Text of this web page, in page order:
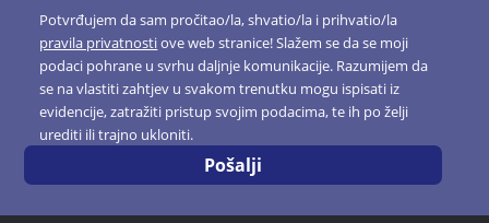
Potvrđujem da sam pročitao/la, shvatio/la i prihvatio/la
pravila privatnostiove web stranice! Slažem se da se moji
podaci pohrane u svrhu daljnje komunikacije. Razumijem da
se na vlastiti zahtjev u svakom trenutku mogu ispisati iz
evidencije, zatražiti pristup svojim podacima, te ih po želji
urediti ili trajno ukloniti.